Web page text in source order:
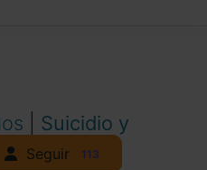
Suicidio y
Seguir 113